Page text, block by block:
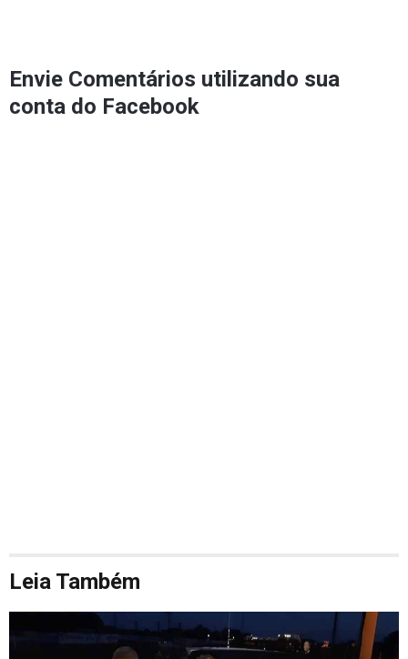
Envie Comentários utilizando sua
conta do Facebook
Leia Também